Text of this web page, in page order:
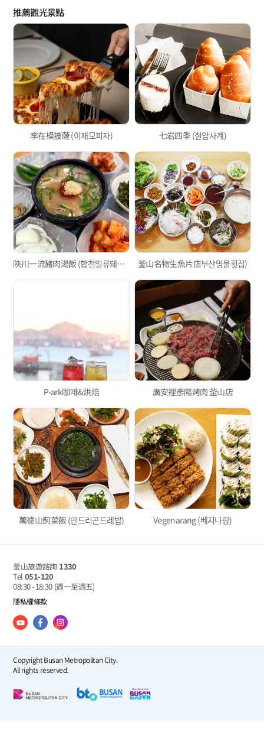
推薦觀光景點
李在模披薩 (이재모피자) 七岩四季 (칠암사계)
陜川一流豬肉湯飯 (합천일류돼지국밥) 釜山名物生魚片店부산명물횟집)
P-ark咖啡&烘焙 廣安裡彥陽烤肉 釜山店
萬德山薊菜飯 (만드리곤드레밥) Vegenarang (베지나랑)
釜山旅遊諮詢 1330
Tel 051-120
08:30 - 18:30 (週一至週五)
隱私權條款
Copyright Busan Metropolitan City.
All rights reserved.